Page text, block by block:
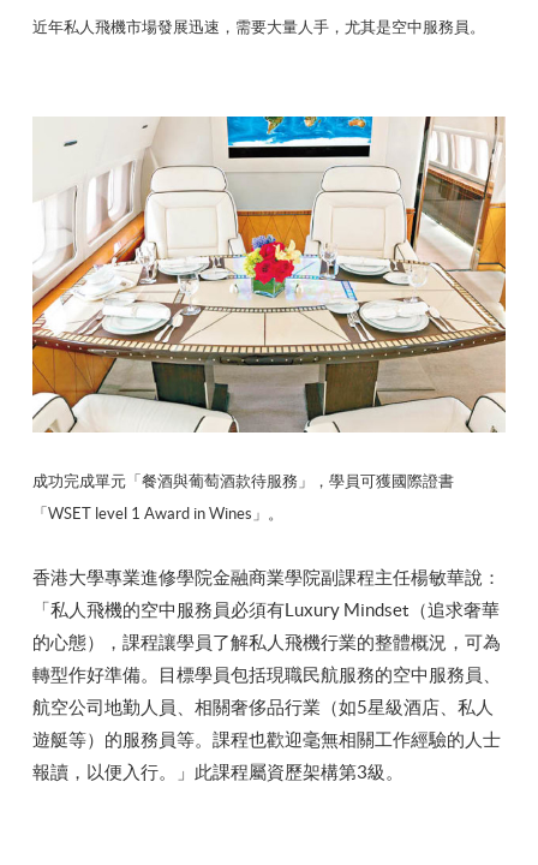
近年私人飛機市場發展迅速，需要大量人手，尤其是空中服務員。
成功完成單元「餐酒與葡萄酒款待服務」，學員可獲國際證書
「WSET level 1 Award in Wines」。
香港大學專業進修學院金融商業學院副課程主任楊敏華說：
「私人飛機的空中服務員必須有Luxury Mindset（追求奢華
的心態），課程讓學員了解私人飛機行業的整體概況，可為
轉型作好準備。目標學員包括現職民航服務的空中服務員、
航空公司地勤人員、相關奢侈品行業（如5星級酒店、私人
遊艇等）的服務員等。課程也歡迎毫無相關工作經驗的人士
報讀，以便入行。」此課程屬資歷架構第3級。